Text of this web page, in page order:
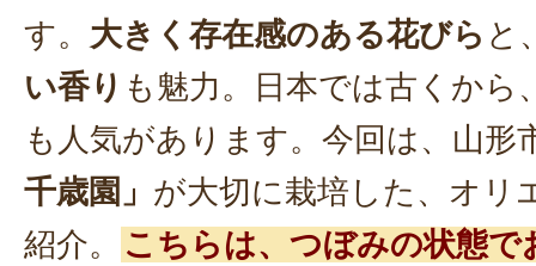
す。 大きく存在感のある花びら と
い香り も魅力。日本では古くから
も人気があります。今回は、山形
千歳園」 が大切に栽培した、オリ
紹介。
こちらは、つぼみの状態で